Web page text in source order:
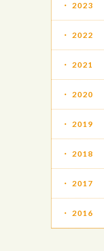
2023
2022
2021
2020
2019
2018
2017
2016